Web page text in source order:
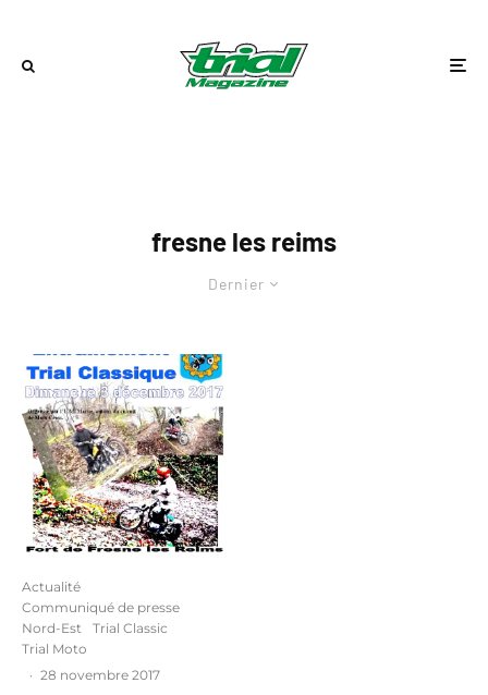
fresne les reims
Dernier
Actualité
Communiqué de presse
Nord-Est
Trial Classic
Trial Moto
· 28 novembre 2017